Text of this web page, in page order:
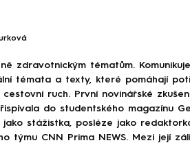
zdravotnickým tématům.
témata a texty, které pomáhají
ruch. První novinářské
do studentského magazínu
stážistka, posléze jako
týmu CNN Prima NEWS. Mezi její